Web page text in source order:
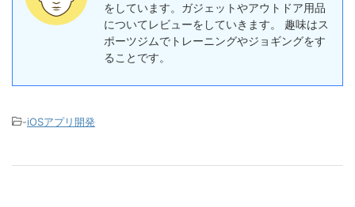
をしています。ガジェットやアウトドア用品
についてレビューをしていきます。 趣味はス
ポーツジムでトレーニングやジョギングをす
ることです。
-iOSアプリ開発